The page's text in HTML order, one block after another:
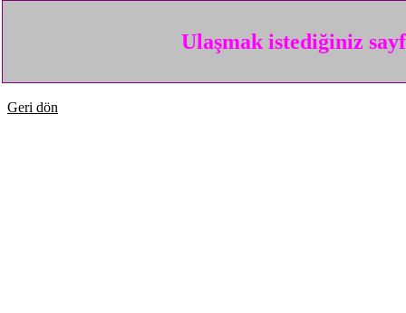
Ulaşmak istediğiniz
Geri dön